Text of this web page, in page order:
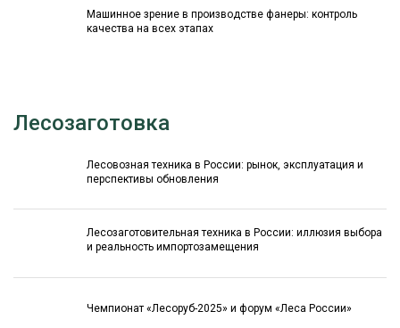
Машинное зрение в производстве фанеры: контроль
качества на всех этапах
Лесозаготовка
Лесовозная техника в России: рынок, эксплуатация и
перспективы обновления
Лесозаготовительная техника в России: иллюзия выбора
и реальность импортозамещения
Чемпионат «Лесоруб-2025» и форум «Леса России»